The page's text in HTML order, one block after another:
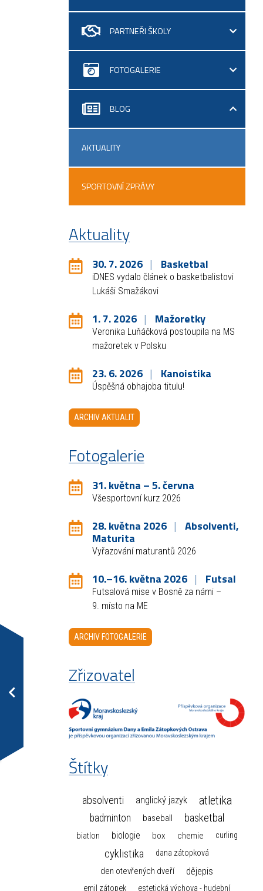
PARTNEŘI ŠKOLY
FOTOGALERIE
BLOG
AKTUALITY
SPORTOVNÍ ZPRÁVY
Aktuality
30. 7. 2026 Basketbal
iDNES vydalo článek o basketbalistovi
Lukáši Smažákovi
1. 7. 2026 Mažoretky
Veronika Luňáčková postoupila na MS
mažoretek v Polsku
23. 6. 2026 Kanoistika
Úspěšná obhajoba titulu!
ARCHIV AKTUALIT
Fotogalerie
31. května – 5. června
Všesportovní kurz 2026
28. května 2026 Absolventi,
Maturita
Vyřazování maturantů 2026
10.–16. května 2026 Futsal
Futsalová mise v Bosně za námi –
9. místo na ME
ARCHIV FOTOGALERIE
Zřizovatel
Štítky
absolventi anglický jazyk atletika
badminton baseball basketbal
biatlon biologie box chemie curling
cyklistika dana zátopková
den otevřených dveří dějepis
emil zátopek estetická výchova - hudební